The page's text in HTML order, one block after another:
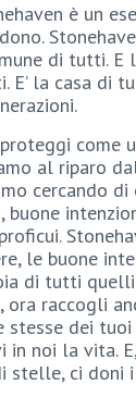
è un
di tutti. E
E’ la casa di
come
al riparo
cercando di
le buone
di tutti quelli
ora raccogli
stesse dei
in noi la vita.
ci doni i